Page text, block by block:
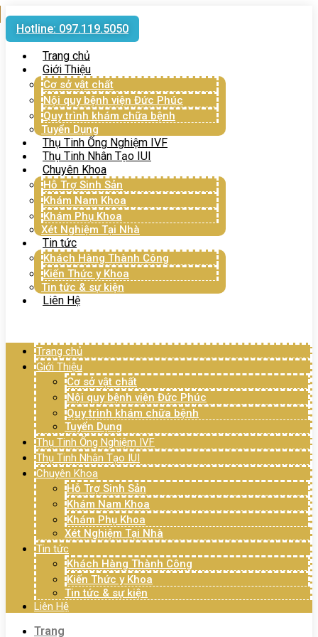
Hotline: 097.119.5050
Trang chủ
Giới Thiệu
Cơ sở vật chất
Nội quy bệnh viện Đức Phúc
Quy trình khám chữa bệnh
Tuyển Dụng
Thụ Tinh Ống Nghiệm IVF
Thụ Tinh Nhân Tạo IUI
Chuyên Khoa
Hỗ Trợ Sinh Sản
Khám Nam Khoa
Khám Phụ Khoa
Xét Nghiệm Tại Nhà
Tin tức
Khách Hàng Thành Công
Kiến Thức y Khoa
Tin tức & sự kiện
Liên Hệ
Trang chủ
Giới Thiệu
Cơ sở vật chất
Nội quy bệnh viện Đức Phúc
Quy trình khám chữa bệnh
Tuyển Dụng
Thụ Tinh Ống Nghiệm IVF
Thụ Tinh Nhân Tạo IUI
Chuyên Khoa
Hỗ Trợ Sinh Sản
Khám Nam Khoa
Khám Phụ Khoa
Xét Nghiệm Tại Nhà
Tin tức
Khách Hàng Thành Công
Kiến Thức y Khoa
Tin tức & sự kiện
Liên Hệ
Trang